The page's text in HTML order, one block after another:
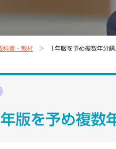
一覧
報
質問
科書・教材 1年版を予め複数年分購
版を予め複数